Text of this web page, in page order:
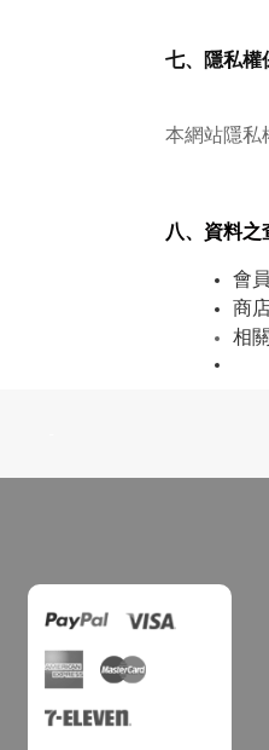
七、隱私權
本網站隱私
八、資料之
會
商
相